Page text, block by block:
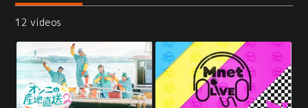
12 videos